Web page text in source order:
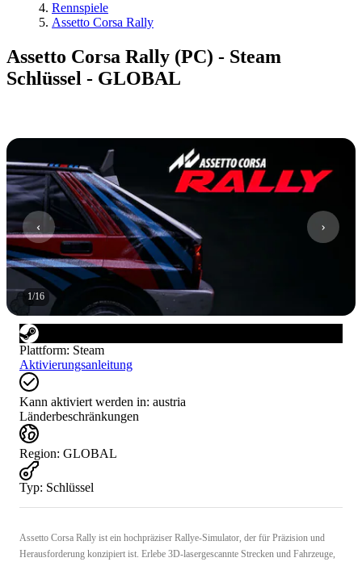
Rennspiele
Assetto Corsa Rally
Assetto Corsa Rally (PC) - Steam
Schlüssel - GLOBAL
1/16
Plattform: Steam
Aktivierungsanleitung
Kann aktiviert werden in: austria
Länderbeschränkungen
Region: GLOBAL
Typ: Schlüssel
Assetto Corsa Rally ist ein hochpräziser Rallye-Simulator, der für Präzision und
Herausforderung konzipiert ist. Erlebe 3D-lasergescannte Strecken und Fahrzeuge,